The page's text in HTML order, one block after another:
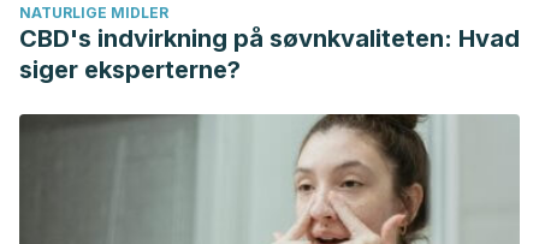
https://doi.org/10.34096/runa.v42i2.8462
Bados López, A. (2017). Trastorno de ansiedad
generalizada: Naturaleza, evaluación y tratamiento (2017).
NATURLIGE MIDLER
CBD's indvirkning på søvnkvaliteten: Hvad
siger eksperterne?